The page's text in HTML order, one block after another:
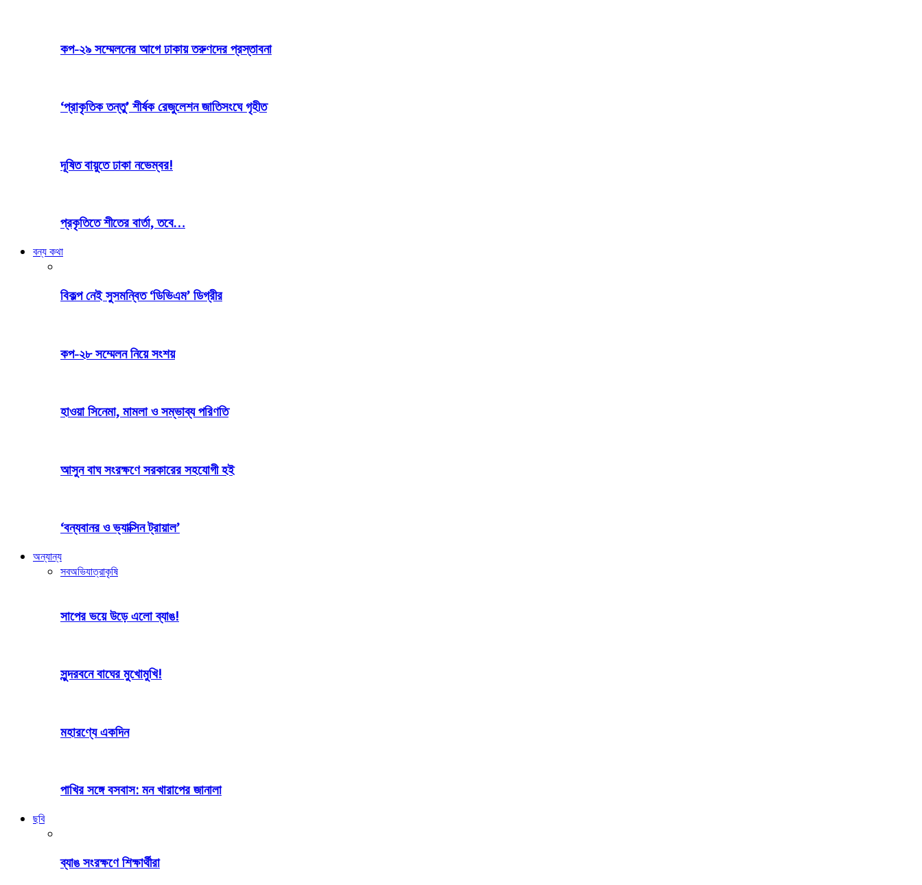
কপ-২৯ সম্মেলনের আগে ঢাকায় তরুণদের প্রস্তাবনা
‘প্রাকৃতিক তন্তু’ শীর্ষক রেজুলেশন জাতিসংঘে গৃহীত
দূষিত বায়ুতে ঢাকা নভেম্বর!
প্রকৃতিতে শীতের বার্তা, তবে…
বন্য কথা
বিকল্প নেই সুসমন্বিত ‘ডিভিএম’ ডিগ্রীর
কপ-২৮ সম্মেলন নিয়ে সংশয়
হাওয়া সিনেমা, মামলা ও সম্ভাব্য পরিণতি
আসুন বাঘ সংরক্ষণে সরকারের সহযোগী হই
‘বন্যবানর ও ভ্যাক্সিন ট্রায়াল’
অন্যান্য
সবঅভিযাত্রাকৃষি
সাপের ভয়ে উড়ে এলো ব্যাঙ!
সুন্দরবনে বাঘের মুখোমুখি!
মহারণ্যে একদিন
পাখির সঙ্গে বসবাস: মন খারাপের জানালা
ছবি
ব্যাঙ সংরক্ষণে শিক্ষার্থীরা